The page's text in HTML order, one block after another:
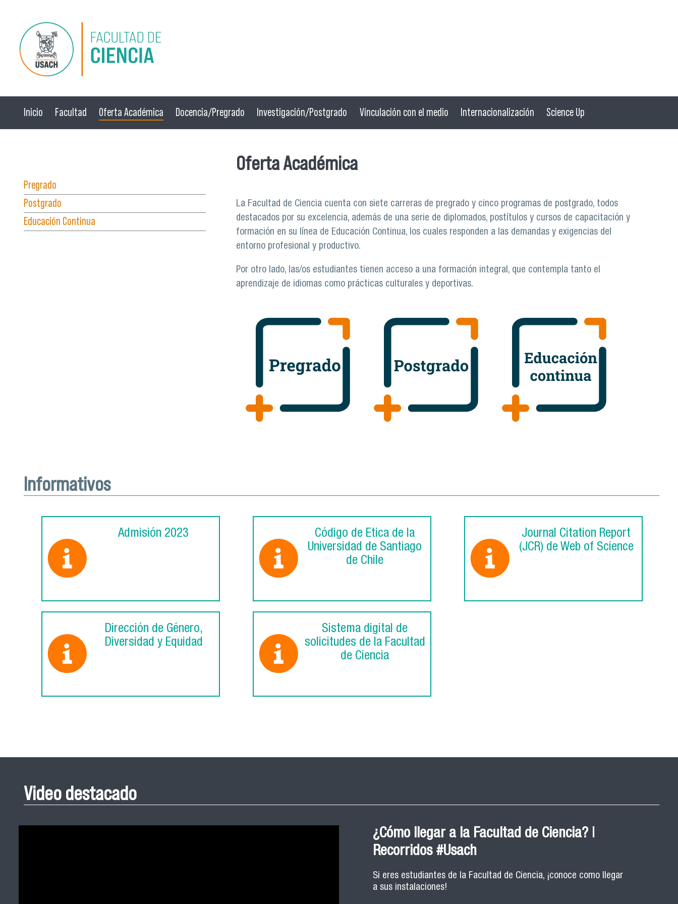
Pasar al contenido principal
Inicio Facultad Oferta Académica Docencia/Pregrado Investigación/Postgrado Vinculación con el medio Internacionalización Science Up
Pregrado
Postgrado
Educación Continua
Oferta Académica
La Facultad de Ciencia cuenta con siete carreras de pregrado y cinco programas de postgrado, todos
destacados por su excelencia, además de una serie de diplomados, postítulos y cursos de capacitación y
formación en su línea de Educación Continua, los cuales responden a las demandas y exigencias del
entorno profesional y productivo.
Por otro lado, las/os estudiantes tienen acceso a una formación integral, que contempla tanto el
aprendizaje de idiomas como prácticas culturales y deportivas.
Informativos
Admisión 2023
Código de Ética de la
Universidad de Santiago
de Chile
Journal Citation Report
(JCR) de Web of Science
Dirección de Género,
Diversidad y Equidad
Sistema digital de
solicitudes de la Facultad
de Ciencia
Video destacado
¿Cómo llegar a la Facultad de Ciencia? |
Recorridos #Usach
Si eres estudiantes de la Facultad de Ciencia, ¡conoce como llegar
a sus instalaciones!